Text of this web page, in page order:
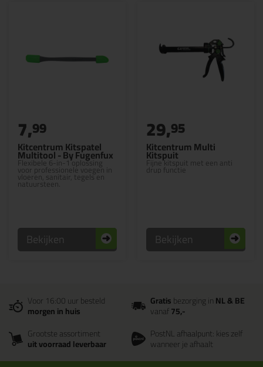
Kitcentrum Kitspatel
Multitool - By Fugenfux
Flexibele 6-in-1 oplossing
voor professionele voegen in
vloeren, sanitair, tegels en
natuursteen.
7,99
Bekijken
Kitcentrum Multi
Kitspuit
Fijne kitspuit met een anti
drup functie
29,95
Bekijken
Voor 16:00 uur besteld
morgen in huis
Gratisbezorging inNL & BE
vanaf75,-
Grootste assortiment
uit voorraad leverbaar
PostNL afhaalpunt: kies zelf
wanneer je afhaalt